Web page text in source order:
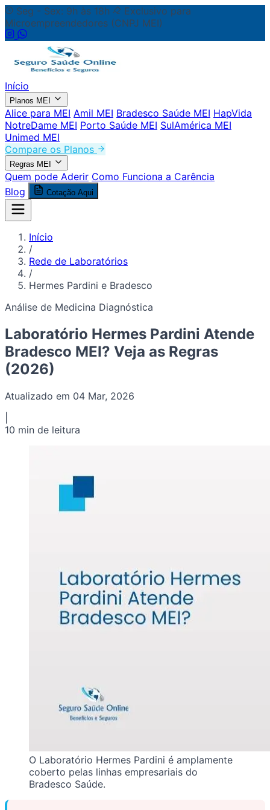
Seg - Sex: 9h às 18h
Exclusivo para
Microempreendedores (CNPJ MEI)
Início
Planos MEI
Alice para MEI Amil MEI Bradesco Saúde MEI HapVida
NotreDame MEI Porto Saúde MEI SulAmérica MEI
Unimed MEI
Compare os Planos
Regras MEI
Quem pode Aderir Como Funciona a Carência
Blog
Cotação Aqui
Início
/
Rede de Laboratórios
/
Hermes Pardini e Bradesco
Análise de Medicina Diagnóstica
Laboratório Hermes Pardini Atende
Bradesco MEI? Veja as Regras
(2026)
Atualizado em 04 Mar, 2026
10 min de leitura
O Laboratório Hermes Pardini é amplamente
coberto pelas linhas empresariais do
Bradesco Saúde.